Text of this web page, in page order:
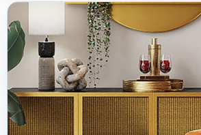
家居资讯
家居风水
时尚饰家 装修设计
家具知识 家居文化